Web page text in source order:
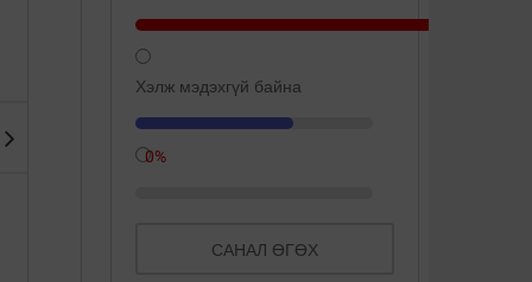
Сүүнд ширхэг ёотон хийж
хөөрүүлбэл түлэгдэхгүй ба
Хэлж мэдэхгүй байна
0%
САНАЛ ӨГӨХ